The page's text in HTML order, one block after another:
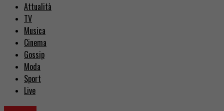
Attualità
TV
Musica
Cinema
Gossip
Moda
Sport
Live